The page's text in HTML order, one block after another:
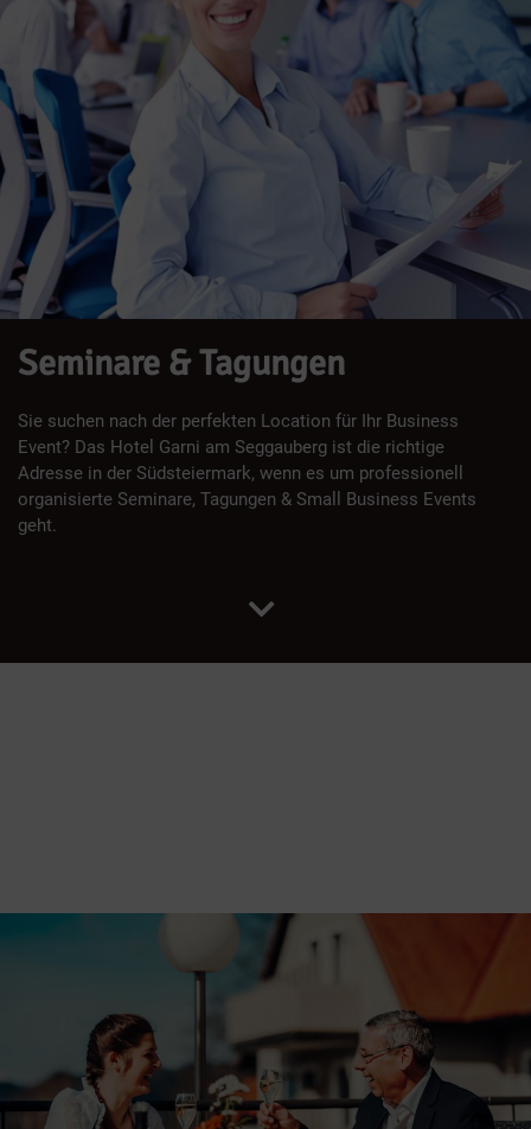
Seminare & Tagungen
Sie suchen nach der perfekten Location für Ihr Business
Event? Das Hotel Garni am Seggauberg ist die richtige
Adresse in der Südsteiermark, wenn es um professionell
organisierte Seminare, Tagungen & Small Business Events
geht.